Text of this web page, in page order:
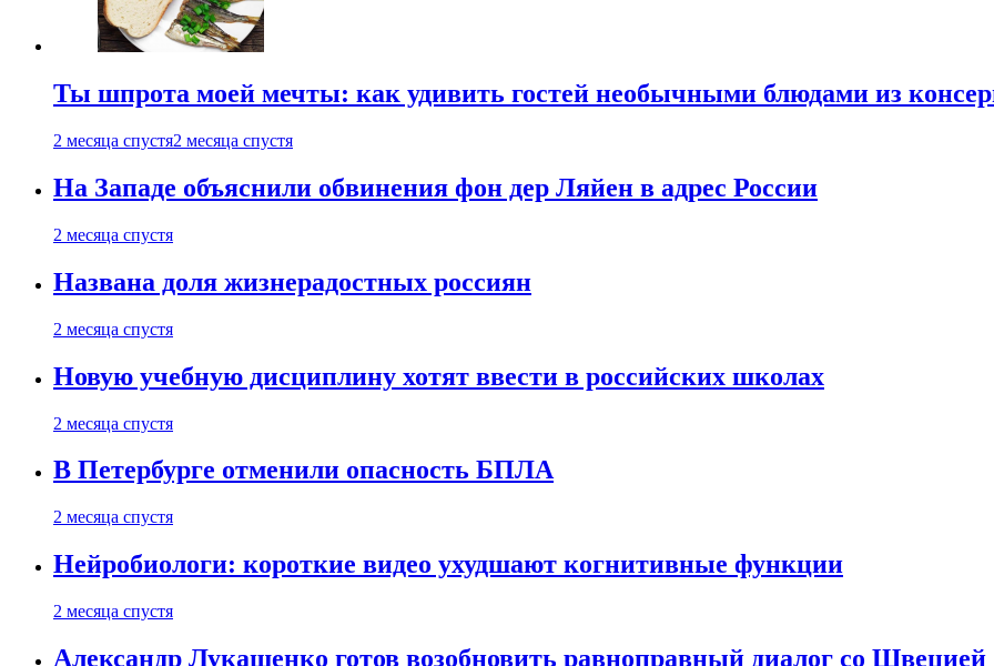
Ты шпрота моей мечты: как удивить гостей необычными блюдами из
2 месяца спустя2 месяца спустя
На Западе объяснили обвинения фон дер Ляйен в адрес России
2 месяца спустя
Названа доля жизнерадостных россиян
2 месяца спустя
Новую учебную дисциплину хотят ввести в российских школах
2 месяца спустя
В Петербурге отменили опасность БПЛА
2 месяца спустя
Нейробиологи: короткие видео ухудшают когнитивные функции
2 месяца спустя
Александр Лукашенко готов возобновить равноправный диалог со Швецией